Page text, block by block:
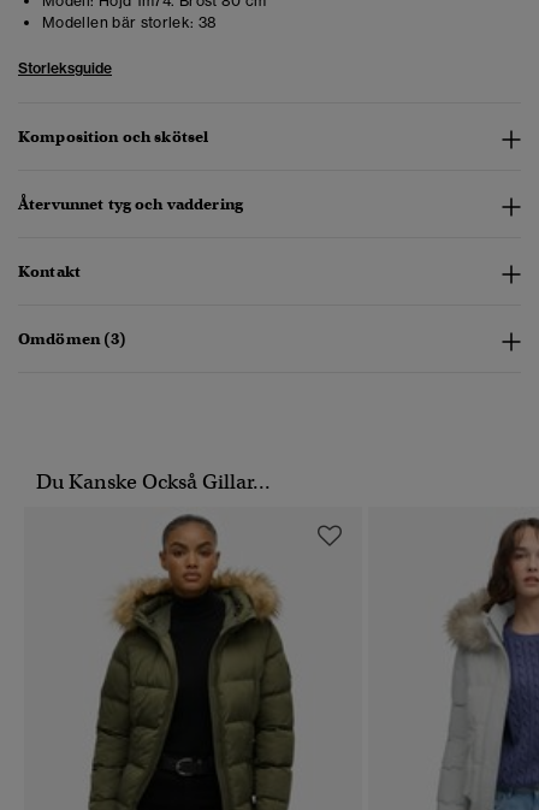
Modellen bär storlek: 38
Storleksguide
Komposition och skötsel
Återvunnet tyg och vaddering
Kontakt
Omdömen (3)
Du Kanske Också Gillar...